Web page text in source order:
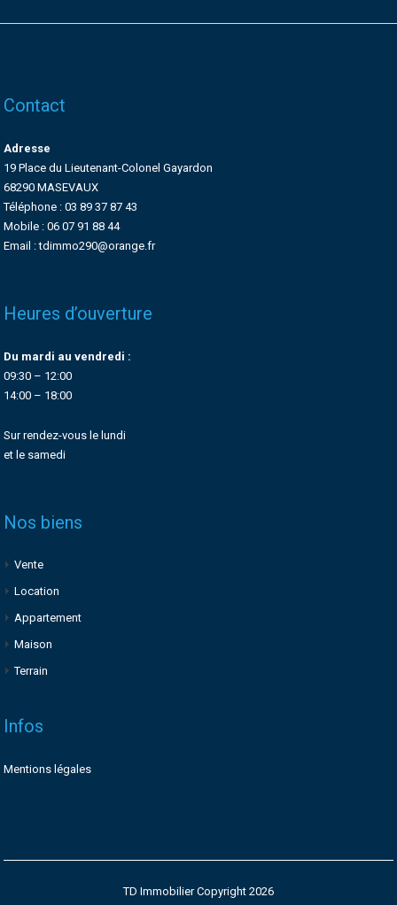
Contact
Adresse
19 Place du Lieutenant-Colonel Gayardon
68290 MASEVAUX
Téléphone : 03 89 37 87 43
Mobile : 06 07 91 88 44
Email : tdimmo290@orange.fr
Heures d’ouverture
Du mardi au vendredi :
09:30 – 12:00
14:00 – 18:00
Sur rendez-vous le lundi
et le samedi
Nos biens
Vente
Location
Appartement
Maison
Terrain
Infos
Mentions légales
TD Immobilier Copyright 2026